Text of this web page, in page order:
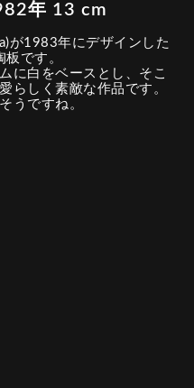
年 13 cm
が1983年にデザインした
です。
に白をベースとし、そこ
らしく素敵な作品です。
うですね。